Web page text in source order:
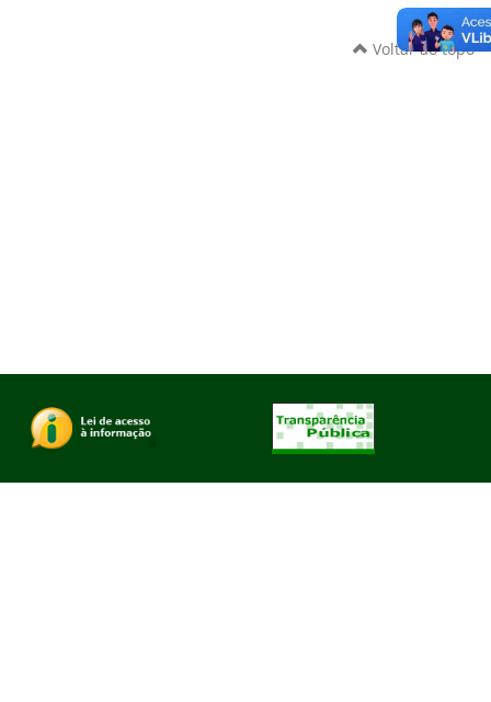
Voltar ao topo